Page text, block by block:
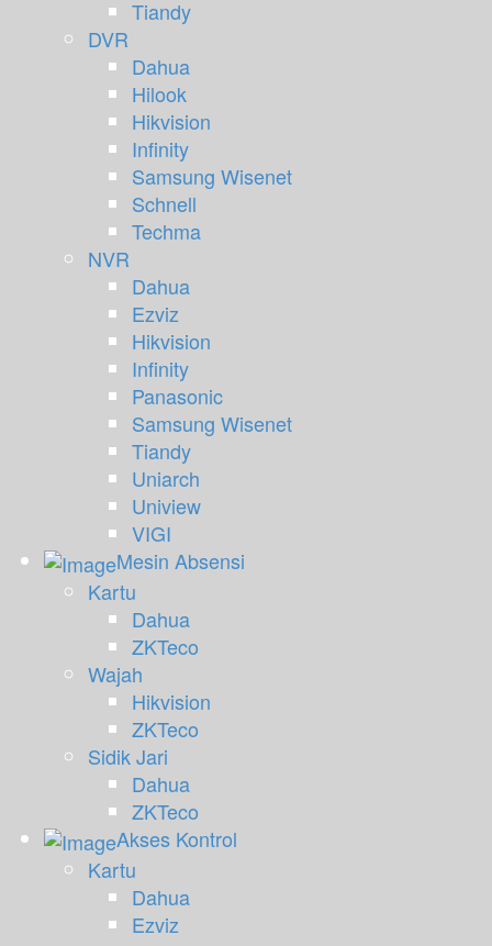
Tiandy
DVR
Dahua
Hilook
Hikvision
Infinity
Samsung Wisenet
Schnell
Techma
NVR
Dahua
Ezviz
Hikvision
Infinity
Panasonic
Samsung Wisenet
Tiandy
Uniarch
Uniview
VIGI
Mesin Absensi
Kartu
Dahua
ZKTeco
Wajah
Hikvision
ZKTeco
Sidik Jari
Dahua
ZKTeco
Akses Kontrol
Kartu
Dahua
Ezviz